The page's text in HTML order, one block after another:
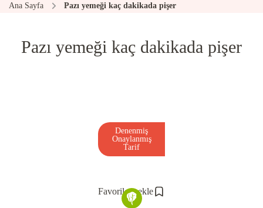
Ana Sayfa Pazı yemeği kaç dakikada pişer
Pazı yemeği kaç dakikada pişer
Favorilere ekle
Denenmiş
Onaylanmış
Tarif